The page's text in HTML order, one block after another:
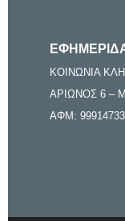
ΚΟΙΝΩΝΙΑ
ΑΡΙΩΝΟΣ 6 –
ΑΦΜ: